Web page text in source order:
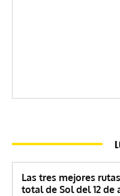
Las tres mejores
total de Sol del 12 de